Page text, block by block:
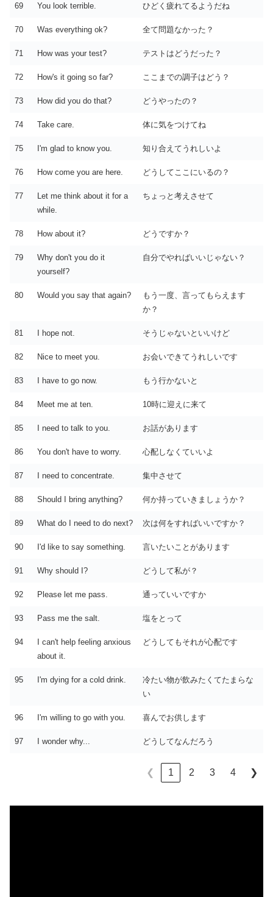
69 You look terrible. ひどく疲れてるようだね
70 Was everything ok? 全て問題なかった？
71 How was your test? テストはどうだった？
72 How's it going so far? ここまでの調子はどう？
73 How did you do that? どうやったの？
74 Take care. 体に気をつけてね
75 I'm glad to know you. 知り合えてうれしいよ
76 How come you are here. どうしてここにいるの？
77
Let me think about it for a
while.
ちょっと考えさせて
78 How about it? どうですか？
79
Why don't you do it
yourself?
自分でやればいいじゃない？
80 Would you say that again?
もう一度、言ってもらえます
か？
81 I hope not. そうじゃないといいけど
82 Nice to meet you. お会いできてうれしいです
83 I have to go now. もう行かないと
84 Meet me at ten. 10時に迎えに来て
85 I need to talk to you. お話があります
86 You don't have to worry. 心配しなくていいよ
87 I need to concentrate. 集中させて
88 Should I bring anything? 何か持っていきましょうか？
89 What do I need to do next? 次は何をすればいいですか？
90 I'd like to say something. 言いたいことがあります
91 Why should I? どうして私が？
92 Please let me pass. 通っていいですか
93 Pass me the salt. 塩をとって
94
I can't help feeling anxious
about it.
どうしてもそれが心配です
95 I'm dying for a cold drink.
冷たい物が飲みたくてたまらな
い
96 I'm willing to go with you. 喜んでお供します
97 I wonder why... どうしてなんだろう
❮ 1 2 3 4 ❯